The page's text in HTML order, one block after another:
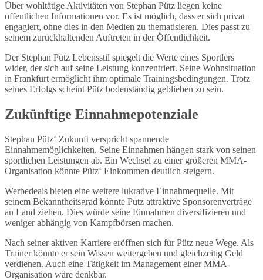
Über wohltätige Aktivitäten von Stephan Pütz liegen keine
öffentlichen Informationen vor. Es ist möglich, dass er sich privat
engagiert, ohne dies in den Medien zu thematisieren. Dies passt zu
seinem zurückhaltenden Auftreten in der Öffentlichkeit.
Der Stephan Pütz Lebensstil spiegelt die Werte eines Sportlers
wider, der sich auf seine Leistung konzentriert. Seine Wohnsituation
in Frankfurt ermöglicht ihm optimale Trainingsbedingungen. Trotz
seines Erfolgs scheint Pütz bodenständig geblieben zu sein.
Zukünftige Einnahmepotenziale
Stephan Pütz‘ Zukunft verspricht spannende
Einnahmemöglichkeiten. Seine Einnahmen hängen stark von seinen
sportlichen Leistungen ab. Ein Wechsel zu einer größeren MMA-
Organisation könnte Pütz‘ Einkommen deutlich steigern.
Werbedeals bieten eine weitere lukrative Einnahmequelle. Mit
seinem Bekanntheitsgrad könnte Pütz attraktive Sponsorenverträge
an Land ziehen. Dies würde seine Einnahmen diversifizieren und
weniger abhängig von Kampfbörsen machen.
Nach seiner aktiven Karriere eröffnen sich für Pütz neue Wege. Als
Trainer könnte er sein Wissen weitergeben und gleichzeitig Geld
verdienen. Auch eine Tätigkeit im Management einer MMA-
Organisation wäre denkbar.